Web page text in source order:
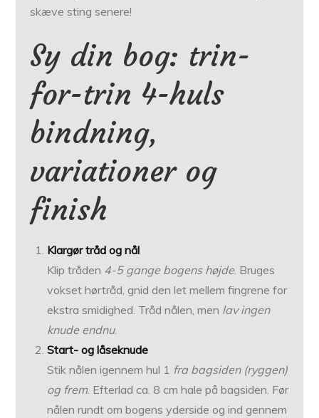
skæve sting senere!
Sy din bog: trin-
for-trin 4-huls
bindning,
variationer og
finish
Klargør tråd og nål
Klip tråden 4-5 gange bogens højde. Bruges
vokset hørtråd, gnid den let mellem fingrene for
ekstra smidighed. Tråd nålen, men lav ingen
knude endnu.
Start- og låseknude
Stik nålen igennem hul 1 fra bagsiden (ryggen)
og frem. Efterlad ca. 8 cm hale på bagsiden. Før
nålen rundt om bogens yderside og ind gennem